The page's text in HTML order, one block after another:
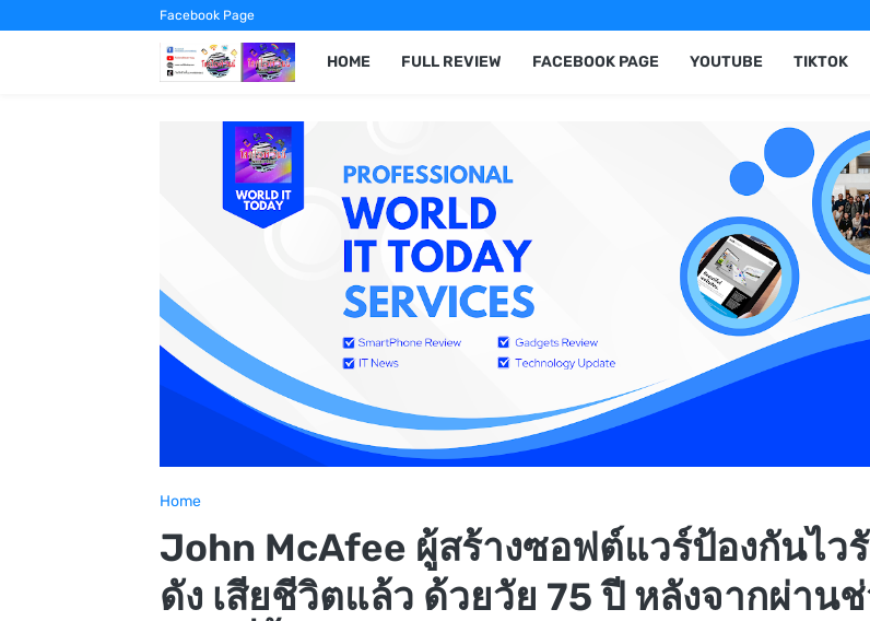
Facebook Page
HOME FULL REVIEW FACEBOOK PAGE YOUTUBE TIKTOK
Home
John McAfee ผู้สร้างซอฟต์แวร์ป้องกันไว
ดัง เสียชีวิตแล้ว ด้วยวัย 75 ปี หลังจากผ่านช่